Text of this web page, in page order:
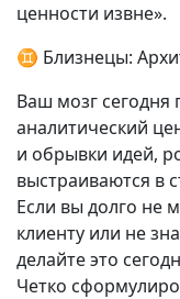
ценности извне».
♊ Близнецы:
Ваш мозг
аналитический
и обрывки идей,
выстраиваются в
Если вы долго не
клиенту или не
делайте это
Четко